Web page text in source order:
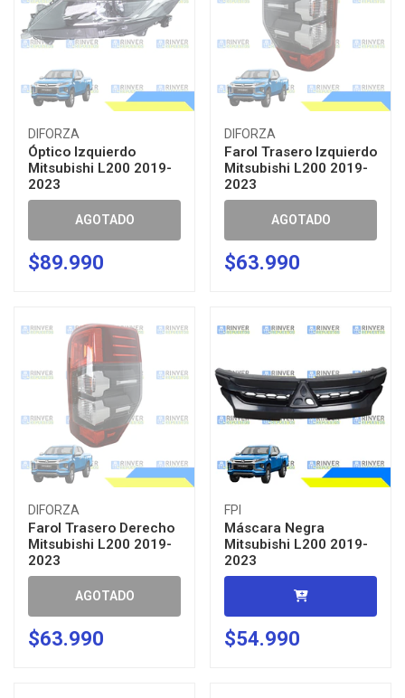
DIFORZA
Óptico Izquierdo
Mitsubishi L200 2019-
2023
AGOTADO
$89.990
DIFORZA
Farol Trasero Izquierdo
Mitsubishi L200 2019-
2023
AGOTADO
$63.990
DIFORZA
Farol Trasero Derecho
Mitsubishi L200 2019-
2023
AGOTADO
$63.990
FPI
Máscara Negra
Mitsubishi L200 2019-
2023
$54.990